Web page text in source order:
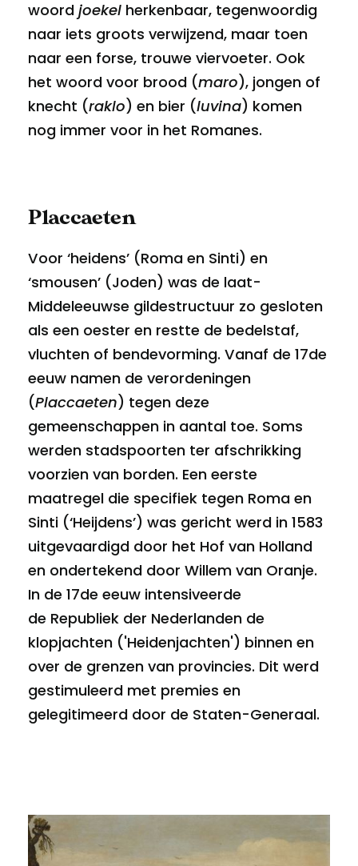
woord joekel herkenbaar, tegenwoordig
naar iets groots verwijzend, maar toen
naar een forse, trouwe viervoeter. Ook
het woord voor brood (maro), jongen of
knecht (raklo) en bier (luvina) komen
nog immer voor in het Romanes.
Placcaeten
Voor ‘heidens’ (Roma en Sinti) en
‘smousen’ (Joden) was de laat-
Middeleeuwse gildestructuur zo gesloten
als een oester en restte de bedelstaf,
vluchten of bendevorming. Vanaf de 17de
eeuw namen de verordeningen
(Placcaeten) tegen deze
gemeenschappen in aantal toe. Soms
werden stadspoorten ter afschrikking
voorzien van borden. Een eerste
maatregel die specifiek tegen Roma en
Sinti (‘Heijdens’) was gericht werd in 1583
uitgevaardigd door het Hof van Holland
en ondertekend door Willem van Oranje.
In de 17de eeuw intensiveerde
de Republiek der Nederlanden de
klopjachten ('Heidenjachten') binnen en
over de grenzen van provincies. Dit werd
gestimuleerd met premies en
gelegitimeerd door de Staten-Generaal.